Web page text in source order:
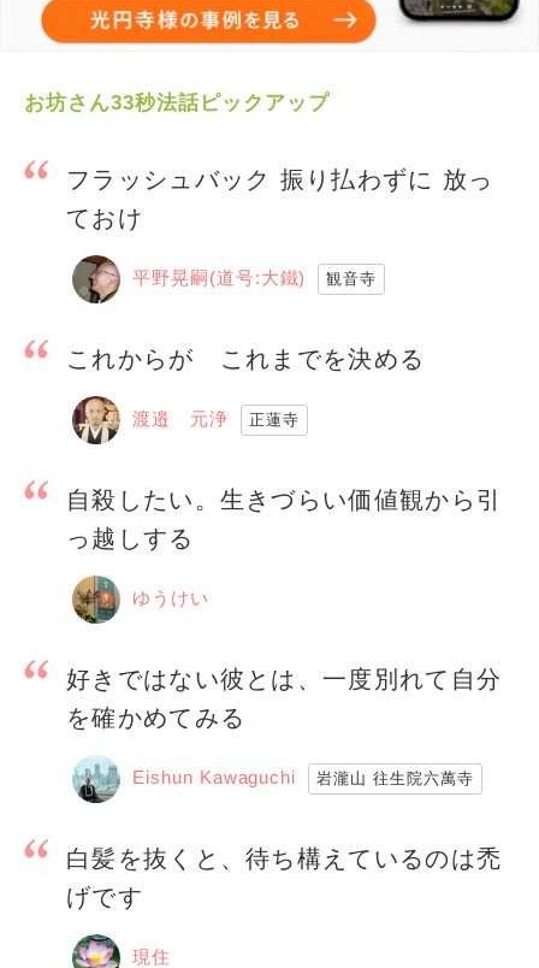
お坊さん33秒法話ピックアップ
フラッシュバック 振り払わずに 放っ
ておけ
平野晃嗣(道号:大鐵) 観音寺
これからが これまでを決める
渡邉 元浄 正蓮寺
自殺したい。生きづらい価値観から引
っ越しする
ゆうけい
好きではない彼とは、一度別れて自分
を確かめてみる
Eishun Kawaguchi 岩瀧山 往生院六萬寺
白髪を抜くと、待ち構えているのは禿
げです
現住